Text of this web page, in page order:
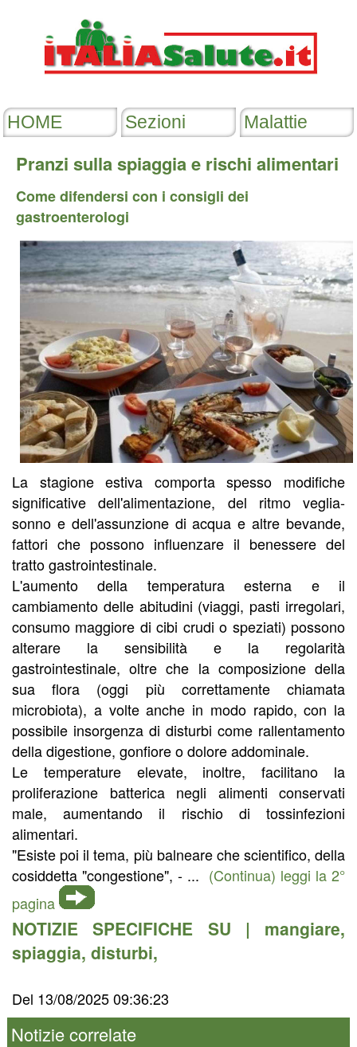
Pranzi sulla spiaggia e rischi alimentari
Come difendersi con i consigli dei
gastroenterologi
La stagione estiva comporta spesso modifiche
significative dell'alimentazione, del ritmo veglia-
sonno e dell'assunzione di acqua e altre bevande,
fattori che possono influenzare il benessere del
tratto gastrointestinale.
L'aumento della temperatura esterna e il
cambiamento delle abitudini (viaggi, pasti irregolari,
consumo maggiore di cibi crudi o speziati) possono
alterare la sensibilità e la regolarità
gastrointestinale, oltre che la composizione della
sua flora (oggi più correttamente chiamata
microbiota), a volte anche in modo rapido, con la
possibile insorgenza di disturbi come rallentamento
della digestione, gonfiore o dolore addominale.
Le temperature elevate, inoltre, facilitano la
proliferazione batterica negli alimenti conservati
male, aumentando il rischio di tossinfezioni
alimentari.
"Esiste poi il tema, più balneare che scientifico, della
cosiddetta "congestione", - ... (Continua) leggi la 2°
pagina
NOTIZIE SPECIFICHE SU | mangiare,
spiaggia, disturbi,
Del 13/08/2025 09:36:23
Notizie correlate